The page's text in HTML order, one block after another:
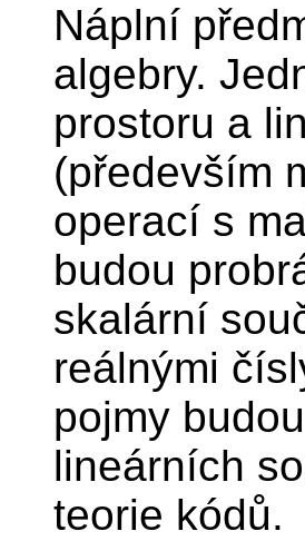
Náplní
algebry.
prostoru a
(především
operací s
budou
skalární
reálnými
pojmy
lineárních
teorie kódů.